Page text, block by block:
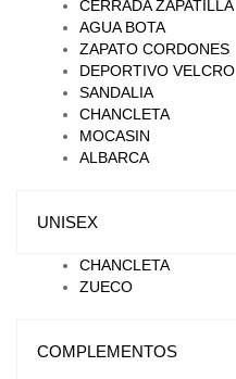
CERRADA ZAPATILLA
AGUA BOTA
ZAPATO CORDONES
DEPORTIVO VELCRO
SANDALIA
CHANCLETA
MOCASIN
ALBARCA
UNISEX
CHANCLETA
ZUECO
COMPLEMENTOS